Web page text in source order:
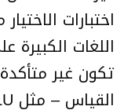
اختبارات
اللغات الكبيرة
تكون غير